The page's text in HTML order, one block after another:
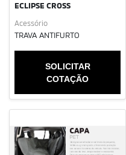
ECLIPSE CROSS
Acessório
TRAVA ANTIFURTO
SOLICITAR
COTAÇÃO